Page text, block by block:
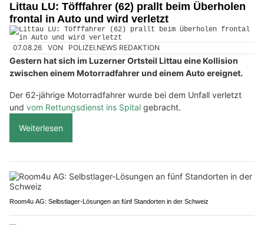
Littau LU: Töfffahrer (62) prallt beim Überholen
frontal in Auto und wird verletzt
07.08.26 VON POLIZEI.NEWS REDAKTION
Gestern hat sich im Luzerner Ortsteil Littau eine Kollision
zwischen einem Motorradfahrer und einem Auto ereignet.
Der 62-jährige Motorradfahrer wurde bei dem Unfall verletzt
und vom Rettungsdienst ins Spital gebracht.
Weiterlesen
Room4u AG: Selbstlager-Lösungen an fünf Standorten in der Schweiz